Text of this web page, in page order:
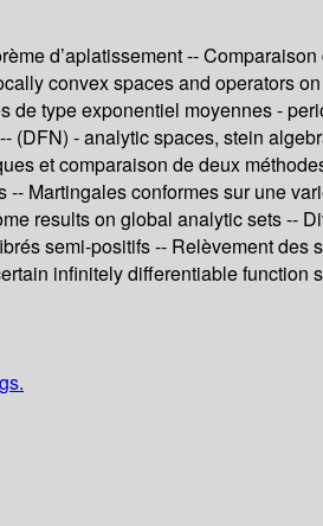
d’aplatissement --
convex spaces and operators
type exponentiel moyennes -
(DFN) - analytic spaces, stein
et comparaison de deux
Martingales conformes sur une
results on global analytic sets --
semi-positifs -- Relèvement
infinitely differentiable